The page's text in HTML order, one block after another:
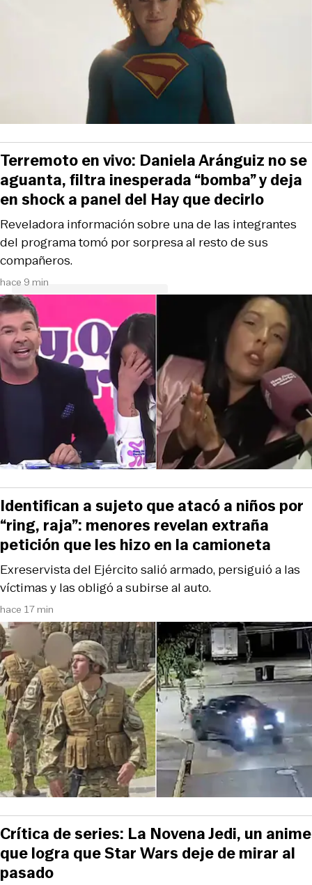
hace 9 min
Reveladora información sobre una de las integrantes
del programa tomó por sorpresa al resto de sus
compañeros.
Terremoto en vivo: Daniela Aránguiz no se
aguanta, filtra inesperada “bomba” y deja
en shock a panel del Hay que decirlo
hace 17 min
Exreservista del Ejército salió armado, persiguió a las
víctimas y las obligó a subirse al auto.
Identifican a sujeto que atacó a niños por
“ring, raja”: menores revelan extraña
petición que les hizo en la camioneta
Crítica de series: La Novena Jedi, un anime
que logra que Star Wars deje de mirar al
pasado